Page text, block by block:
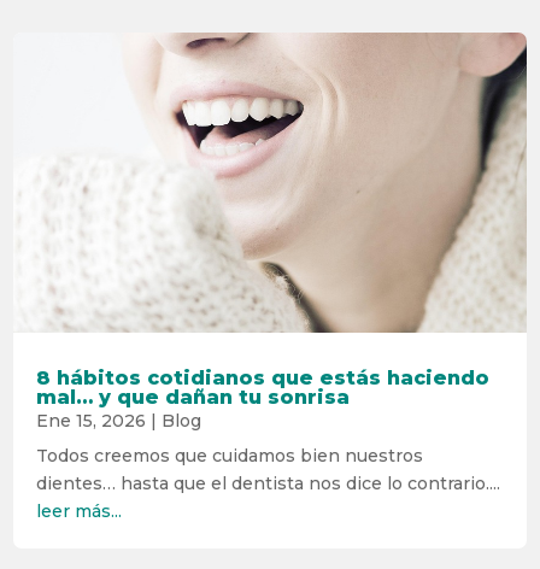
8 hábitos cotidianos que estás haciendo
mal… y que dañan tu sonrisa
Ene 15, 2026 | Blog
Todos creemos que cuidamos bien nuestros
dientes… hasta que el dentista nos dice lo contrario....
leer más...